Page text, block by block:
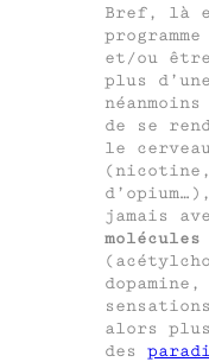
Bref, là
et/ou
plus
de se
le
jamais
molécules
alors
des